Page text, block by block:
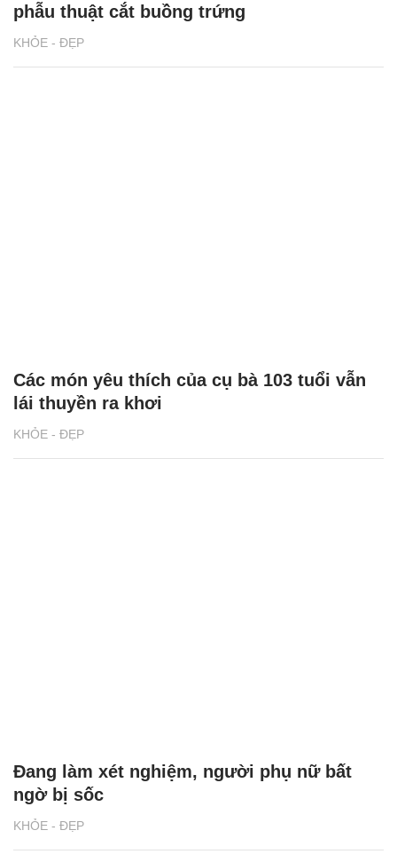
KHỎE - ĐẸP
phẫu thuật cắt buồng trứng
KHỎE - ĐẸP
Các món yêu thích của cụ bà 103 tuổi vẫn
lái thuyền ra khơi
KHỎE - ĐẸP
Đang làm xét nghiệm, người phụ nữ bất
ngờ bị sốc